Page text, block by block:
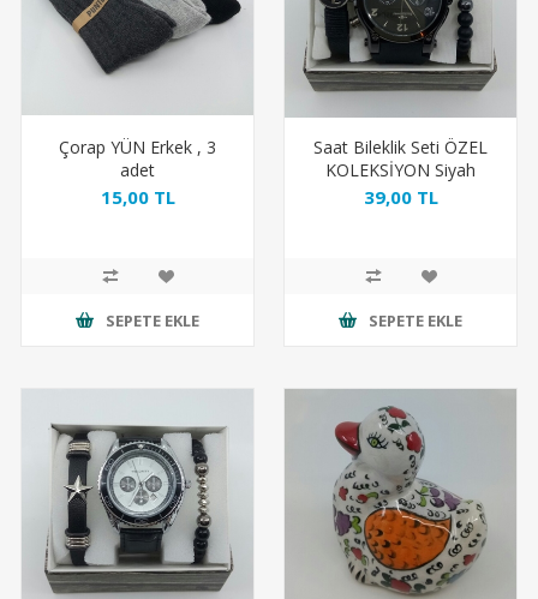
Çorap YÜN Erkek , 3
adet
15,00 TL
SEPETE EKLE
Saat Bileklik Seti ÖZEL
KOLEKSİYON Siyah
39,00 TL
SEPETE EKLE